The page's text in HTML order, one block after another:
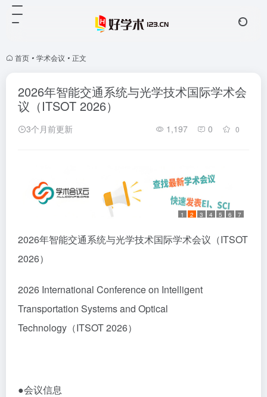
首页 • 学术会议 • 正文
2026年智能交通系统与光学技术国际学术会
议（ITSOT 2026）
3个月前更新 1,197 0 0
1 2 3 4 5 6 7
2026年智能交通系统与光学技术国际学术会议（ITSOT
2026）
2026 International Conference on Intelligent
Transportation Systems and Optical
Technology（ITSOT 2026）
●会议信息